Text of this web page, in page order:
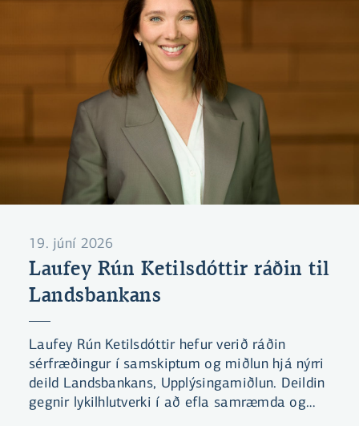
19. júní 2026
Laufey Rún Ketilsdóttir ráðin til
Landsbankans
Laufey Rún Ketilsdóttir hefur verið ráðin
sérfræðingur í samskiptum og miðlun hjá nýrri
deild Landsbankans, Upplýsingamiðlun. Deildin
gegnir lykilhlutverki í að efla samræmda og